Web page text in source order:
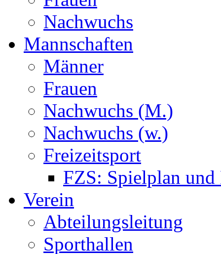
Nachwuchs
Mannschaften
Männer
Frauen
Nachwuchs (M.)
Nachwuchs (w.)
Freizeitsport
FZS: Spielplan und
Verein
Abteilungsleitung
Sporthallen